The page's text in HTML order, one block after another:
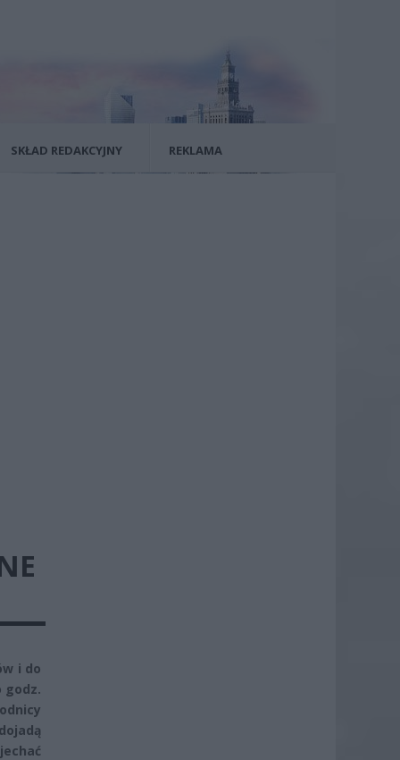
SKŁAD REDAKCYJNY REKLAMA
i do
godz.